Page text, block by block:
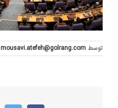
توسط mousavi.atefeh@golrang.com